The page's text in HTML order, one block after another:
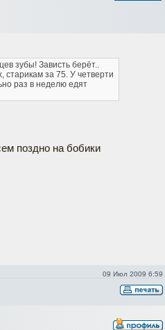
зубы! Зависть берёт..
за 75. У четверти
раз в неделю едят
поздно на бобики
09 Июл 2009 6:59